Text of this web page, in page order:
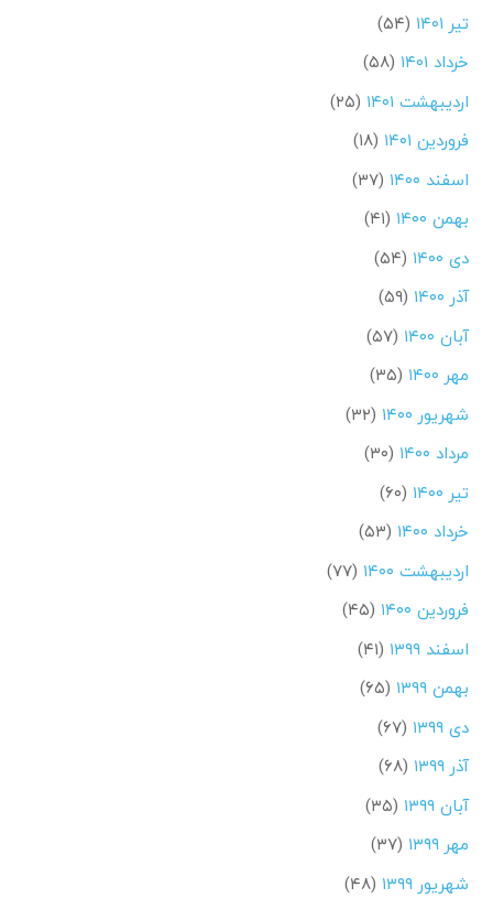
تیر ۱۴۰۱
(۵۴)
خرداد ۱۴۰۱
(۵۸)
اردیبهشت ۱۴۰۱
(۲۵)
فروردین ۱۴۰۱
(۱۸)
اسفند ۱۴۰۰
(۳۷)
بهمن ۱۴۰۰
(۴۱)
دی ۱۴۰۰
(۵۴)
آذر ۱۴۰۰
(۵۹)
آبان ۱۴۰۰
(۵۷)
مهر ۱۴۰۰
(۳۵)
شهریور ۱۴۰۰
(۳۲)
مرداد ۱۴۰۰
(۳۰)
تیر ۱۴۰۰
(۶۰)
خرداد ۱۴۰۰
(۵۳)
اردیبهشت ۱۴۰۰
(۷۷)
فروردین ۱۴۰۰
(۴۵)
اسفند ۱۳۹۹
(۴۱)
بهمن ۱۳۹۹
(۶۵)
دی ۱۳۹۹
(۶۷)
آذر ۱۳۹۹
(۶۸)
آبان ۱۳۹۹
(۳۵)
مهر ۱۳۹۹
(۳۷)
شهریور ۱۳۹۹
(۴۸)